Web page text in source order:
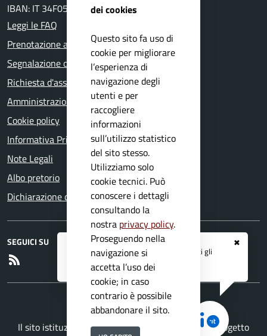
✖
Registrati ai serviziAPP IO
e ricevi tutti gli
aggiornamenti dall'Ente
IBAN: IT 34F0511654000 0000000 24400
Leggi le FAQ
Prenotazione appuntamento
Segnalazione disservizio
Richiesta d'assistenza
Amministrazione trasparente
Cookie policy
Informativa Privacy
Note Legali
Albo pretorio
Dichiarazione di accessibilità
SEGUICI SU
Il sito istituzionale del Comune di Agnosine è un progetto
dei cookies
Questo sito fa uso di
cookie per migliorare
l’esperienza di
navigazione degli
utenti e per
raccogliere
informazioni
sull’utilizzo statistico
del sito stesso.
Utilizziamo solo
cookie tecnici. Può
conoscere i dettagli
consultando la
nostra privacy policy.
Proseguendo nella
navigazione si
accetta l’uso dei
cookie; in caso
contrario è possibile
abbandonare il sito.